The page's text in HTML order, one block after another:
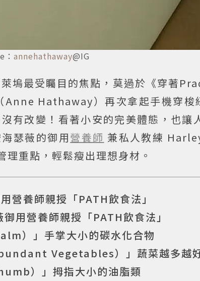
annehathaway@IG
塢最受矚目的焦點，莫過於《穿著
（Anne Hathaway）再次拿起手機穿
有改變！看著小安的完美體態，也讓
瑟薇的御用營養師 兼私人教練
理重點，輕鬆瘦出理想身材。
營養師親授「PATH飲食法」
用營養師親授「PATH飲食法」
）」手掌大小的碳水化合物
Vegetables）」蔬菜越多越
）」拇指大小的油脂類